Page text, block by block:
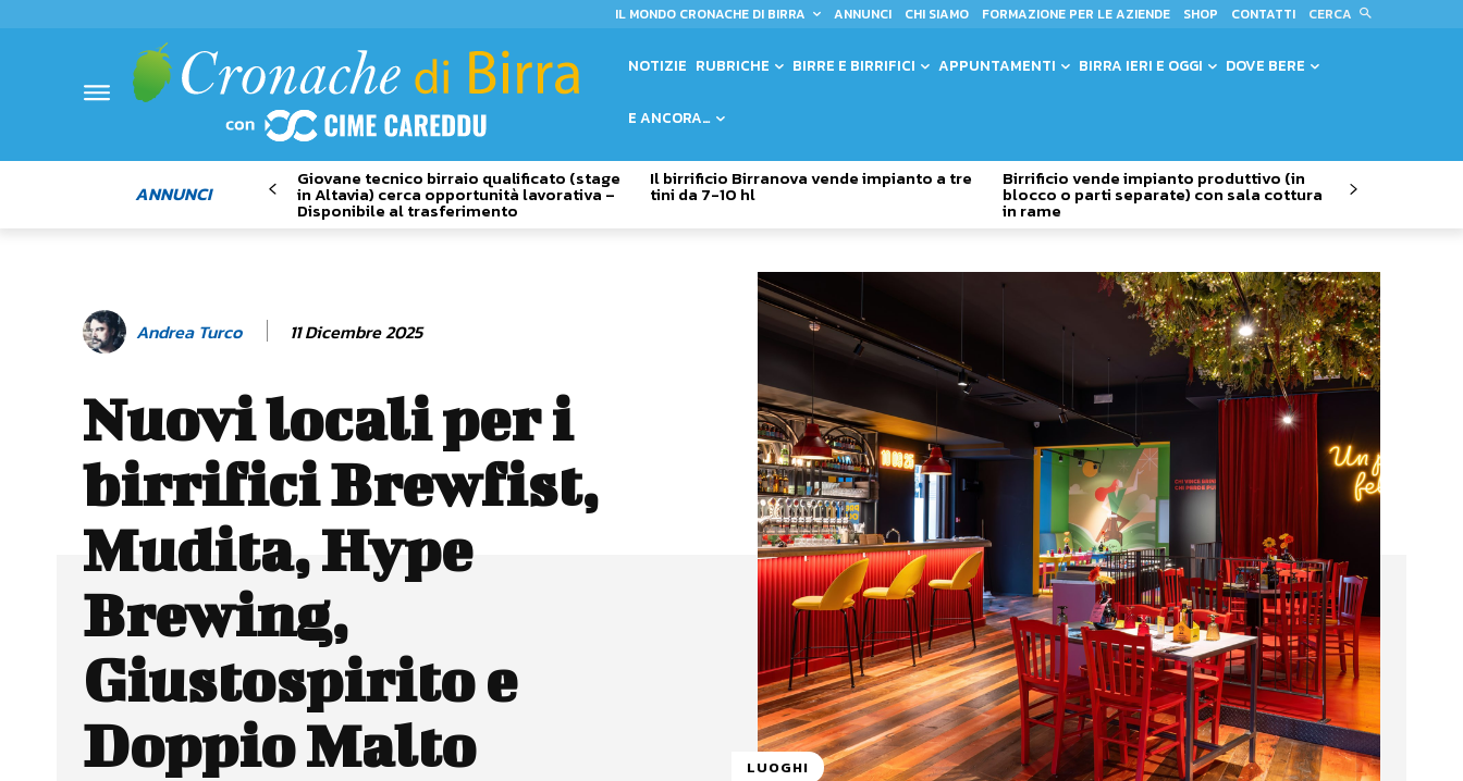
IL MONDO CRONACHE DI BIRRA ANNUNCI CHI SIAMO FORMAZIONE PER LE AZIENDE SHOP CONTATTI CERCA
NOTIZIE RUBRICHE BIRRE E BIRRIFICI APPUNTAMENTI BIRRA IERI E OGGI DOVE BERE
E ANCORA…
ANNUNCI
Giovane tecnico birraio qualificato (stage
in Altavia) cerca opportunità lavorativa –
Disponibile al trasferimento
Il birrificio Birranova vende impianto a tre
tini da 7-10 hl
Birrificio vende impianto produttivo (in
blocco o parti separate) con sala cottura
in rame
Andrea Turco 11 Dicembre 2025
Nuovi locali per i
birrifici Brewfist,
Mudita, Hype
Brewing,
Giustospirito e
Doppio Malto
LUOGHI